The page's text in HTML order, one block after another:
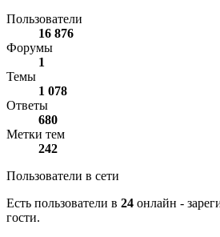
Пользователи
16 876
Форумы
1
Темы
1 078
Ответы
680
Метки тем
242
Пользователи в сети
Есть пользователи в 24 онлайн -
гости.